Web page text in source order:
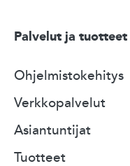
Palvelut ja tuotteet
Ohjelmistokehitys
Verkkopalvelut
Asiantuntijat
Tuotteet